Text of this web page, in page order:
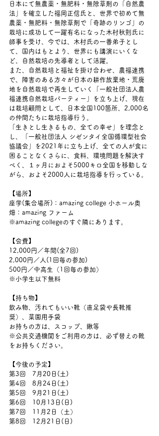
日本にて無農薬・無肥料・無除草剤の「自然農
法」を確立した福岡正信氏と、世界で初めて無
農薬・無肥料・無除草剤で「奇跡のリンゴ」の
栽培に成功して一躍有名になった木村秋則氏に
師事を受け、今では、木村氏の一番弟子とし
て、国内はもとより、世界にも講演にいくな
ど、自然栽培の先導者として活躍。
また、自然栽培と福祉を掛け合わせ、農福連携
で、障害のある方々が日本の耕作放棄地・荒廃
地を自然栽培で再生していく「一般社団法人農
福連携自然栽培パーティー」を立ち上げ、現在
は栽培顧問として、日本全国100箇所、2,000名
の仲間たちに栽培指導行う。
「生きとし生きるもの、全ての幸せ」を理念と
し、「一般社団法人 シゼンタイ全国循環型社会
協議会」を2021年に立ち上げ、全ての人が食に
困ることなくさらに、食料、環境問題を解決す
べく、１ヶ月におよそ5000キロ全国を移動しな
がら、およそ2000人に栽培指導を行っている。
【場所】
座学(集合場所)：amazing college 小ホール奥
畑：amazing ファーム
※amazing collegeのすぐ隣にあります。
【会費】
12,000円／年間(全7回)
2,000円／人(1回毎の参加)
500円／中高生（1回毎の参加）
※小学生以下無料
【持ち物】
飲み物、汚れてもいい靴（直足袋や長靴推
奨）、菜園用手袋
お持ちの方は、スコップ、鍬等
※公共交通機関をご利用の方は、必ず替えの靴
をお持ちください。
【今後の予定】
第3回　7月20日(土)
第4回　8月24日(土)
第5回　9月21日(土)
第6回　10月13日(日)
第7回　11月2日（土）
第8回　12月21日(日)